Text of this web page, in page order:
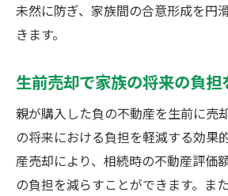
未然に防ぎ、家族間の合意形成を円
きます。
生前売却で家族の将来の負担
親が購入した負の不動産を生前に売
の将来における負担を軽減する効果
産売却により、相続時の不動産評価
の負担を減らすことができます。ま